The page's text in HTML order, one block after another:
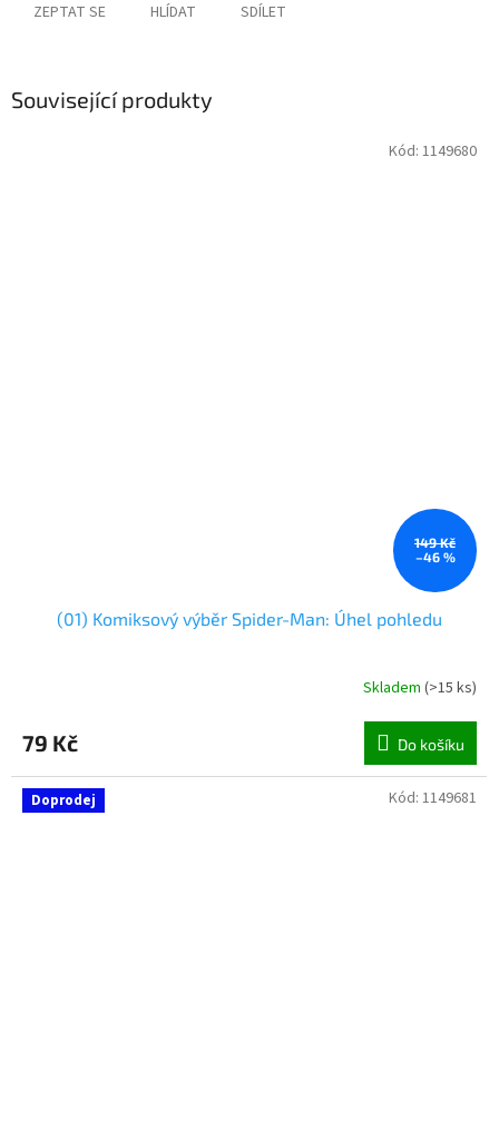
ZEPTAT SE HLÍDAT SDÍLET
Související produkty
149 Kč
–46 %
(01) Komiksový výběr Spider-Man: Úhel pohledu
Skladem (>15 ks)
79 Kč Do košíku
Kód: 1149680
Doprodej Kód: 1149681